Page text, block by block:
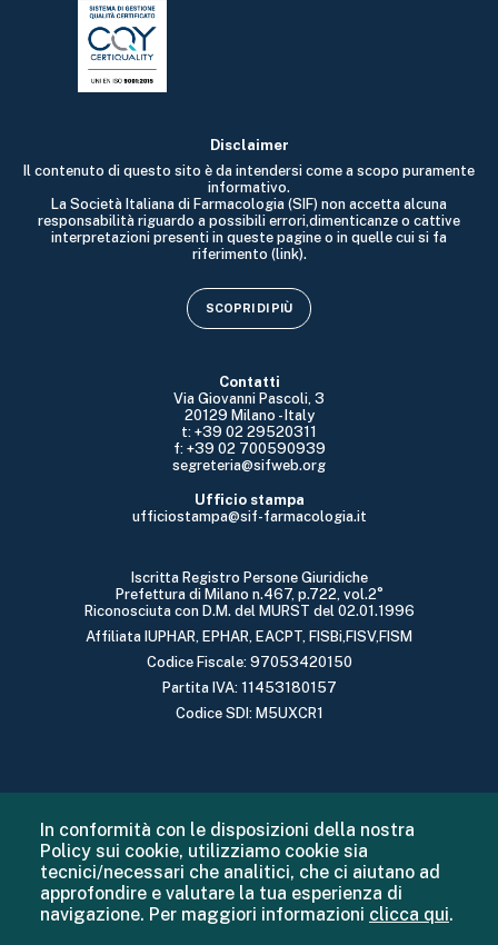
Contatti
Via Giovanni Pascoli, 3
20129 Milano - Italy
t: +39 02 29520311
f: +39 02 700590939
segreteria@sifweb.org
Ufficio stampa
ufficiostampa@sif-farmacologia.it
Iscritta Registro Persone Giuridiche
Prefettura di Milano n.467, p.722, vol.2°
Riconosciuta con D.M. del MURST del 02.01.1996
Affiliata IUPHAR, EPHAR, EACPT, FISBi,FISV,FISM
Codice Fiscale: 97053420150
Partita IVA: 11453180157
Codice SDI: M5UXCR1
Disclaimer
Il contenuto di questo sito è da intendersi come a scopo puramente
informativo.
La Società Italiana di Farmacologia (SIF) non accetta alcuna
responsabilità riguardo a possibili errori,dimenticanze o cattive
interpretazioni presenti in queste pagine o in quelle cui si fa
riferimento (link).
SCOPRI DI PIÙ
In conformità con le disposizioni della nostra
Policy sui cookie, utilizziamo cookie sia
tecnici/necessari che analitici, che ci aiutano ad
approfondire e valutare la tua esperienza di
navigazione. Per maggiori informazioni clicca qui.